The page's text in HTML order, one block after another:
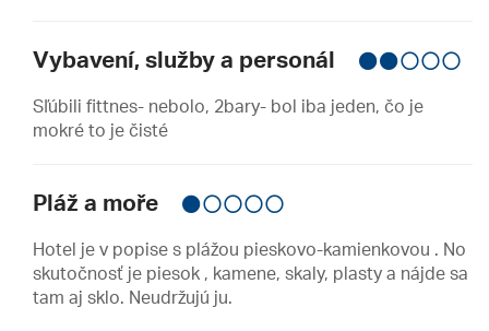
Vybavení, služby a personál
Sľúbili fittnes- nebolo, 2bary- bol iba jeden, čo je
mokré to je čisté
Pláž a moře
Hotel je v popise s plážou pieskovo-kamienkovou . No
skutočnosť je piesok , kamene, skaly, plasty a nájde sa
tam aj sklo. Neudržujú ju.